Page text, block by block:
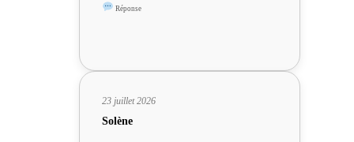
Réponse
23 juillet 2026
Solène